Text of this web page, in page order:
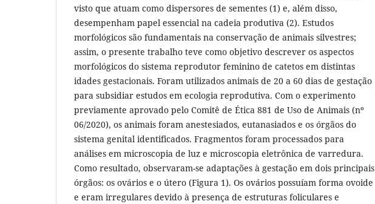
visto que atuam como dispersores de sementes (1) e, além disso,
desempenham papel essencial na cadeia produtiva (2). Estudos
morfológicos são fundamentais na conservação de animais silvestres;
assim, o presente trabalho teve como objetivo descrever os aspectos
morfológicos do sistema reprodutor feminino de catetos em distintas
idades gestacionais. Foram utilizados animais de 20 a 60 dias de gestação
para subsidiar estudos em ecologia reprodutiva. Com o experimento
previamente aprovado pelo Comitê de Ética 881 de Uso de Animais (nº
06/2020), os animais foram anestesiados, eutanasiados e os órgãos do
sistema genital identificados. Fragmentos foram processados para
análises em microscopia de luz e microscopia eletrônica de varredura.
Como resultado, observaram-se adaptações à gestação em dois principais
órgãos: os ovários e o útero (Figura 1). Os ovários possuíam forma ovoide
e eram irregulares devido à presença de estruturas foliculares e